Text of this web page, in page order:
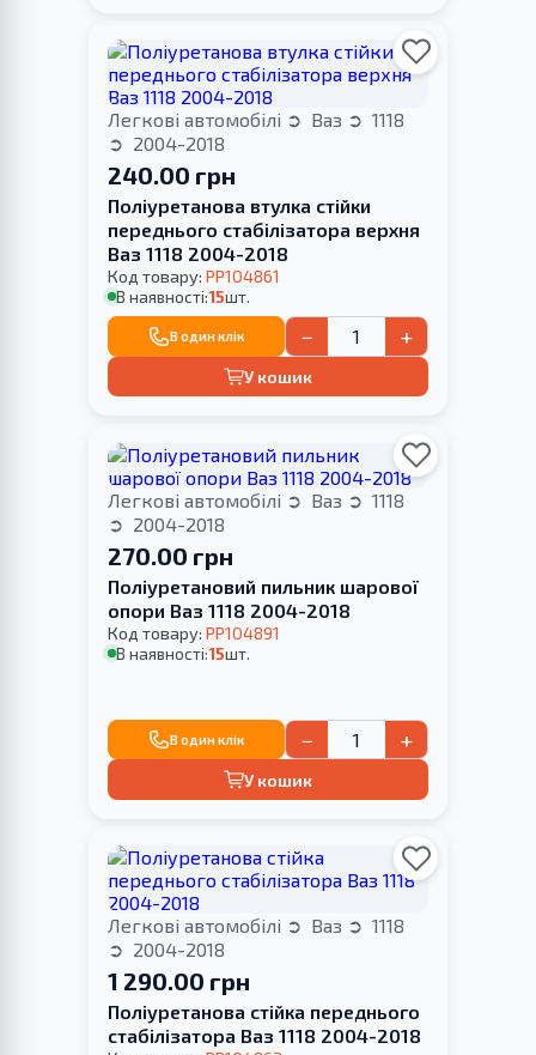
Легкові автомобілі Ваз
1118
2004-2018
240.00 грн
Поліуретанова втулка стійки
переднього стабілізатора верхня
Ваз 1118 2004-2018
Код товару: PP104861
В наявності:15шт.
В один клік − +
У кошик
Легкові автомобілі Ваз
1118
2004-2018
270.00 грн
Поліуретановий пильник шарової
опори Ваз 1118 2004-2018
Код товару: PP104891
В наявності:15шт.
В один клік − +
У кошик
Легкові автомобілі Ваз
1118
2004-2018
1 290.00 грн
Поліуретанова стійка переднього
стабілізатора Ваз 1118 2004-2018